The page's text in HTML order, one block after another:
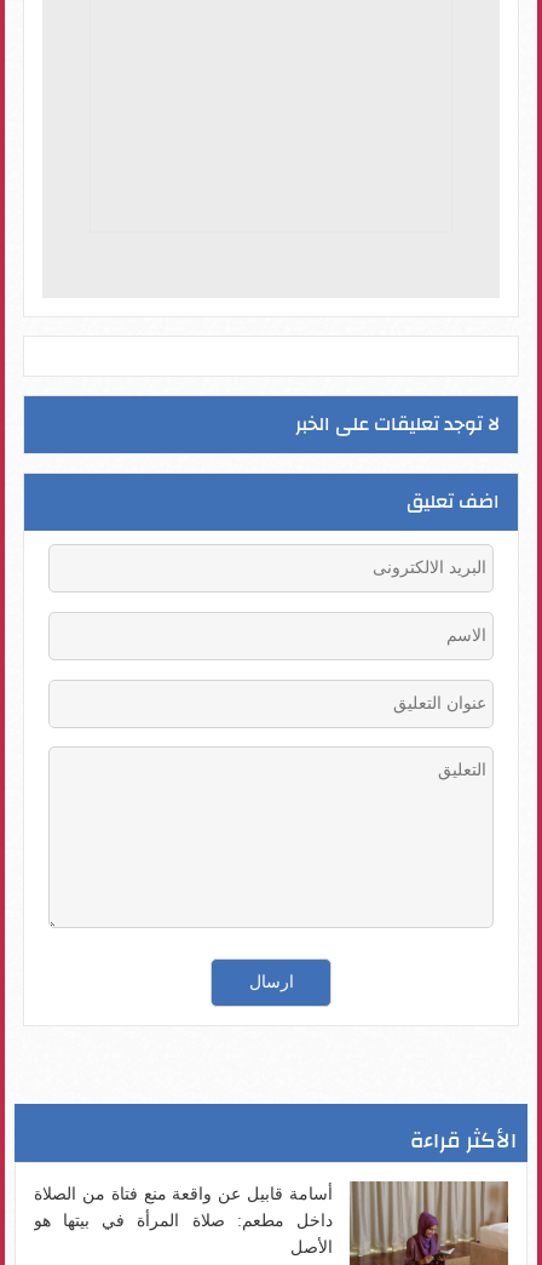
لا توجد تعليقات على الخبر
اضف تعليق
الأكثر قراءة
أسامة قابيل عن واقعة منع فتاة من الصلاة
داخل مطعم: صلاة المرأة في بيتها هو
الأصل